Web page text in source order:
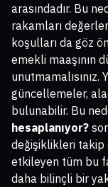
arasındadır. Bu
rakamları
koşulları da göz
emekli maaşının
güncellemeler,
bulunabilir. Bu
hesaplanıyor?
değişiklikleri takip
etkileyen tüm bu
daha bilinçli bir